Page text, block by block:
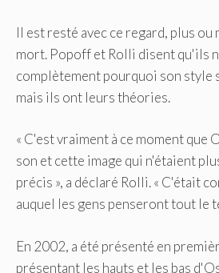
Il est resté avec ce regard, plus ou
mort. Popoff et Rolli disent qu'ils
complètement pourquoi son style
mais ils ont leurs théories.
« C'est vraiment à ce moment que
son et cette image qui n'étaient
précis », a déclaré Rolli. « C'était
auquel les gens penseront tout le
En 2002, a été présenté en
présentant les hauts et les bas